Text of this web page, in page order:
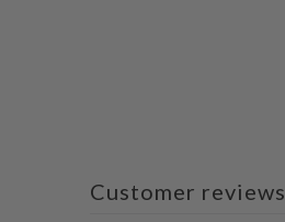
Customer reviews